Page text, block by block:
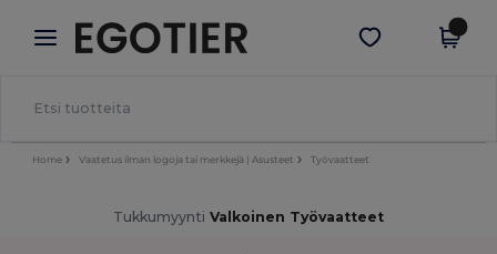
× Egotier-sovellus
Paremmat hinnat appissa!
Hae sovellus
Home Vaatetus ilman logoja tai merkkejä | Asusteet Työvaatteet
Tukkumyynti Valkoinen Työvaatteet